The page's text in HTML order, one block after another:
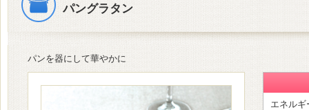
パングラタン
パンを器にして華やかに
エネルギ